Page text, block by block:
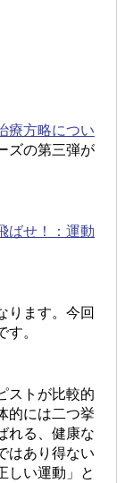
療方略につい
ズの第三弾が
ばせ！：運動
ります。今回
。
ストが比較的
的には二つ挙
れる、健康な
はあり得ない
しい運動」と